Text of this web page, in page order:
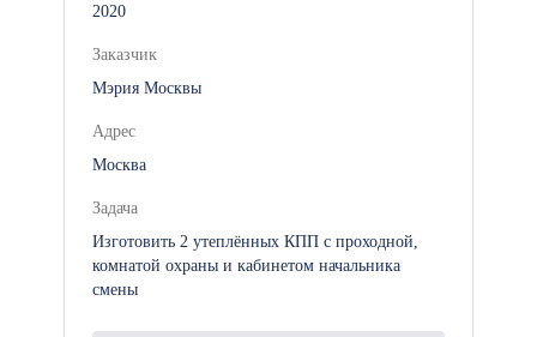
электропроводка для
подключения оборудования,
Система вентиляции: Для
обеспечения оптимального
микроклимата внутри
2020
Заказчик
Мэрия Москвы
Адрес
Москва
Задача
Изготовить 2 утеплённых КПП с проходной,
комнатой охраны и кабинетом начальника
смены